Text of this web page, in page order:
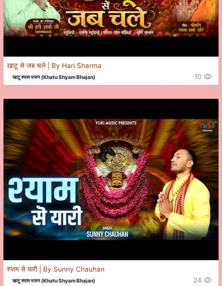
खाटू से जब चले | By Hari Sharma
खाटू श्याम भजन (Khatu Shyam Bhajan) 10
श्याम से यारी | By Sunny Chauhan
खाटू श्याम भजन (Khatu Shyam Bhajan) 24